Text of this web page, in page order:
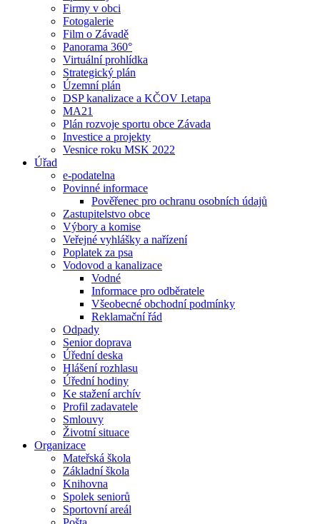
Firmy v obci
Fotogalerie
Film o Závadě
Panorama 360°
Virtuální prohlídka
Strategický plán
Územní plán
DSP kanalizace a KČOV I.etapa
MA21
Plán rozvoje sportu obce Závada
Investice a projekty
Vesnice roku MSK 2022
Úřad
e-podatelna
Povinné informace
Pověřenec pro ochranu osobních údajů
Zastupitelstvo obce
Výbory a komise
Veřejné vyhlášky a nařízení
Poplatek za psa
Vodovod a kanalizace
Vodné
Informace pro odběratele
Všeobecné obchodní podmínky
Reklamační řád
Odpady
Senior doprava
Úřední deska
Hlášení rozhlasu
Úřední hodiny
Ke stažení archív
Profil zadavatele
Smlouvy
Životní situace
Organizace
Mateřská škola
Základní škola
Knihovna
Spolek seniorů
Sportovní areál